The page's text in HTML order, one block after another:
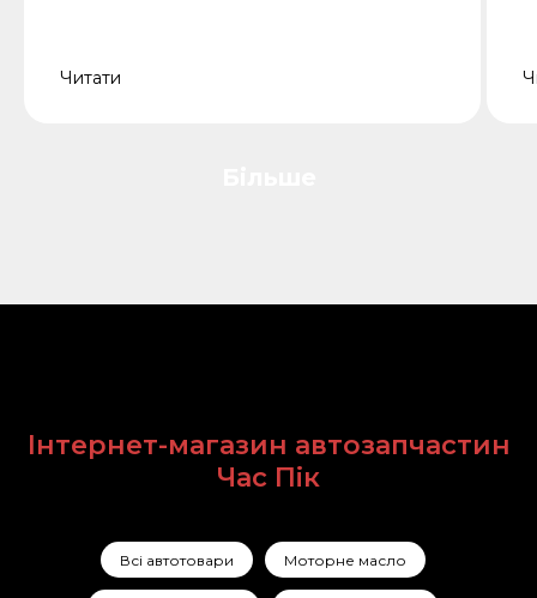
Читати
Інтернет-магазин автозапчастин
Час Пік
Всі автотовари Моторне масло